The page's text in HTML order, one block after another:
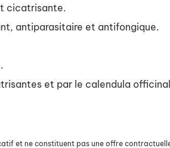
cicatrisante.
antiparasitaire et antifongique.
et par le calendula
et ne constituent pas une offre